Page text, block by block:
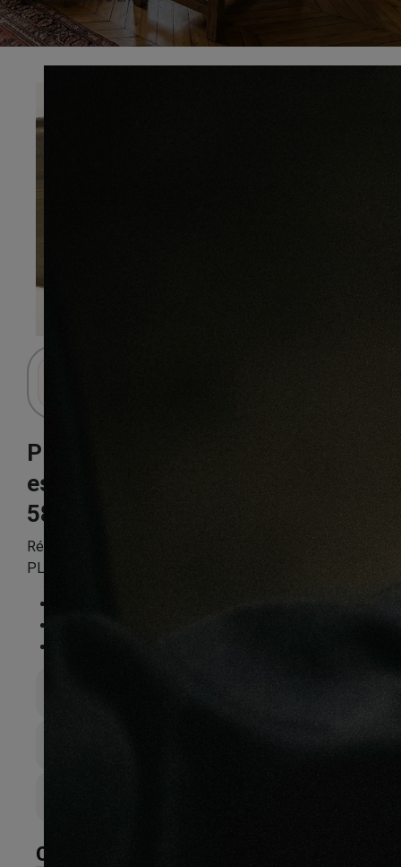
Préciser
Plinthe double
essence manoir
58X19X2200mm
Référence:
PLINTHE DOUBLE ESSENCE MANOIR 58*19*2200mm
CARACTÉRISTIQUES